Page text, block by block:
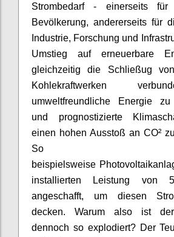
Strombedarf - einerseits
Bevölkerung, andererseits für
Industrie, Forschung und
Umstieg auf erneuerbare
gleichzeitig die Schließug
Kohlekraftwerken
umweltfreundliche Energie zu
und prognostizierte
einen hohen Ausstoß an CO²
So
beispielsweise
installierten Leistung von
angeschafft, um diesen
decken. Warum also ist der
dennoch so explodiert? Der